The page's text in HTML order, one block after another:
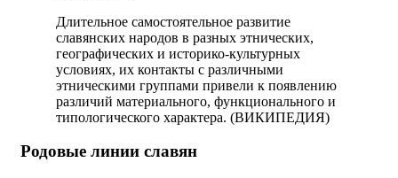
Длительное самостоятельное развитие
славянских народов в разных этнических,
географических и историко-культурных
условиях, их контакты с различными
этническими группами привели к появлению
различий материального, функционального и
типологического характера. (ВИКИПЕДИЯ)
Родовые линии славян